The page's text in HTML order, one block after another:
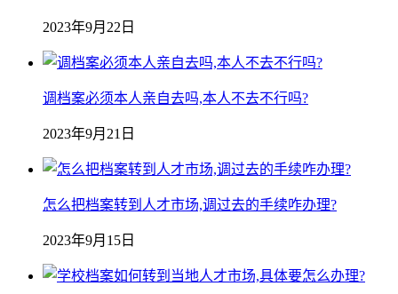
2023年9月22日
调档案必须本人亲自去吗,本人不去不行吗?
2023年9月21日
怎么把档案转到人才市场,调过去的手续咋办理?
2023年9月15日